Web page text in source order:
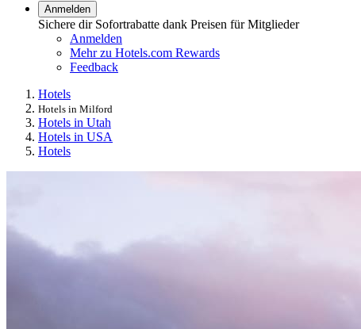
Anmelden
Sichere dir Sofortrabatte dank Preisen für Mitglieder
Anmelden
Mehr zu Hotels.com Rewards
Feedback
Hotels
Hotels in Milford
Hotels in Utah
Hotels in USA
Hotels